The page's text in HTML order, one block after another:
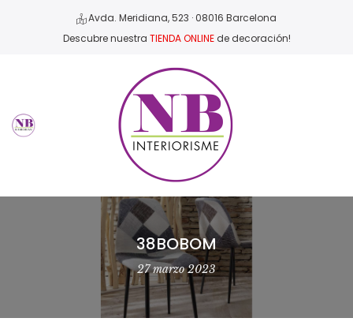
Avda. Meridiana, 523 · 08016 Barcelona
Descubre nuestra TIENDA ONLINEde decoración!
38BOBOM
27 marzo 2023